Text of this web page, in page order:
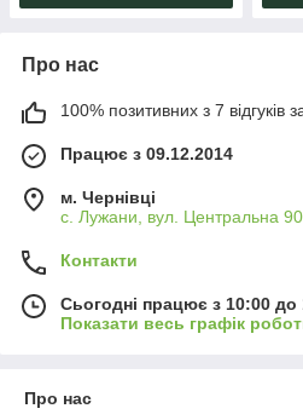
Про нас
100% позитивних з 7 відгуків
Працює з 09.12.2014
м. Чернівці
с. Лужани, вул. Центральна 90
Контакти
Сьогодні працює з 10:00 до
Показати весь графік
Про нас